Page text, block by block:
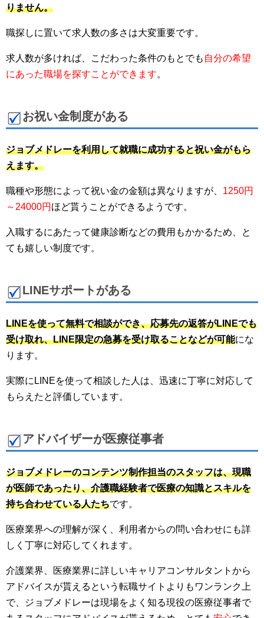
りません。
職探しに置いて求人数の多さは大変重要です。
求人数が多ければ、こだわった条件のもとでも 自分の希望
にあった職場を探すことができます。
お祝い金制度がある
ジョブメドレーを利用して就職に成功すると祝い金がもら
えます。
職種や形態によって祝い金の金額は異なりますが、 1250円
～24000円 ほど貰うことができるようです。
入職するにあたって健康診断などの費用もかかるため、と
ても嬉しい制度です。
LINEサポートがある
LINEを使って無料で相談ができ、応募先の返答がLINEでも
受け取れ、LINE限定の急募を受け取ることなどが可能にな
ります。
実際にLINEを使って相談した人は、迅速に丁寧に対応して
もらえたと評価しています。
アドバイザーが医療従事者
ジョブメドレーのコンテンツ制作担当のスタッフは、現職
が医師であったり、介護職経験者で医療の知識とスキルを
持ち合わせている人たちです。
医療業界への理解が深く、利用者からの問い合わせにも詳
しく丁寧に対応してくれます。
介護業界、医療業界に詳しいキャリアコンサルタントから
アドバイスが貰えるという転職サイトよりもワンランク上
で、ジョブメドレーは現場をよく知る現役の医療従事者で